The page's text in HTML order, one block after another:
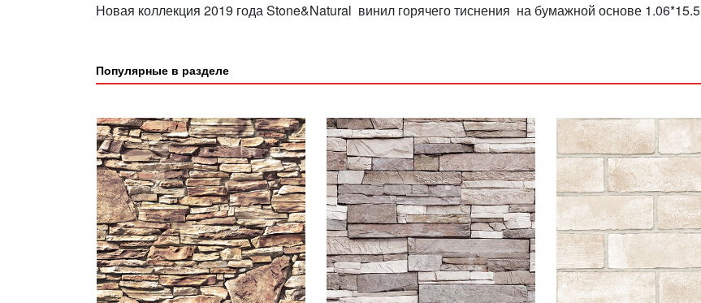
Новая коллекция 2019 года Stone&Natural винил горячего тиснения на бумажной основе 1.06*15.5
Популярные в разделе